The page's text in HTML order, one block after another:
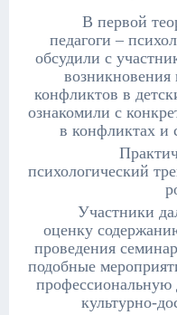
В первой
педагоги –
обсудили с
возникновения
конфликтов в
ознакомили с
в конфликтах и
психологический
Участники
оценку
проведения
подобные
профессиональную
культурно-